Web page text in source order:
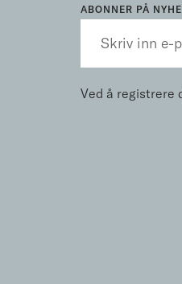
ABONNER PÅ
Ved å registrere